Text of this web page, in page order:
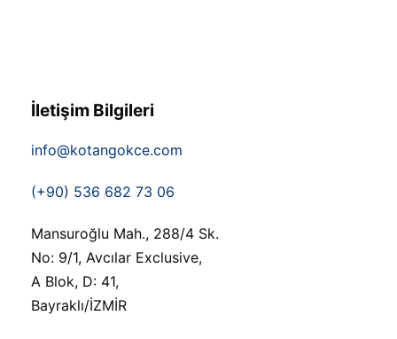
İletişim Bilgileri
info@kotangokce.com
(+90) 536 682 73 06
Mansuroğlu Mah., 288/4 Sk.
No: 9/1, Avcılar Exclusive,
A Blok, D: 41,
Bayraklı/İZMİR